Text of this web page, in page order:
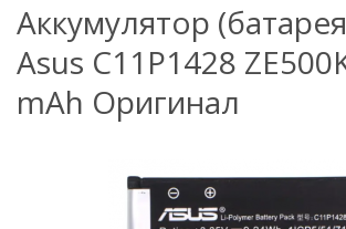
Аккумулятор
Asus C11P1428
mAh Оригинал